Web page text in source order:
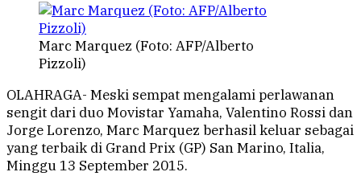
Marc Marquez (Foto: AFP/Alberto
Pizzoli)
OLAHRAGA- Meski sempat mengalami perlawanan
sengit dari duo Movistar Yamaha, Valentino Rossi dan
Jorge Lorenzo, Marc Marquez berhasil keluar sebagai
yang terbaik di Grand Prix (GP) San Marino, Italia,
Minggu 13 September 2015.